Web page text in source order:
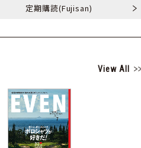
定期購読(Fujisan)
View All